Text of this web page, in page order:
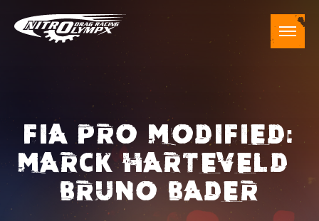
FIA PRO MODIFIED:
MARCK HARTEVELD –
BRUNO BADER